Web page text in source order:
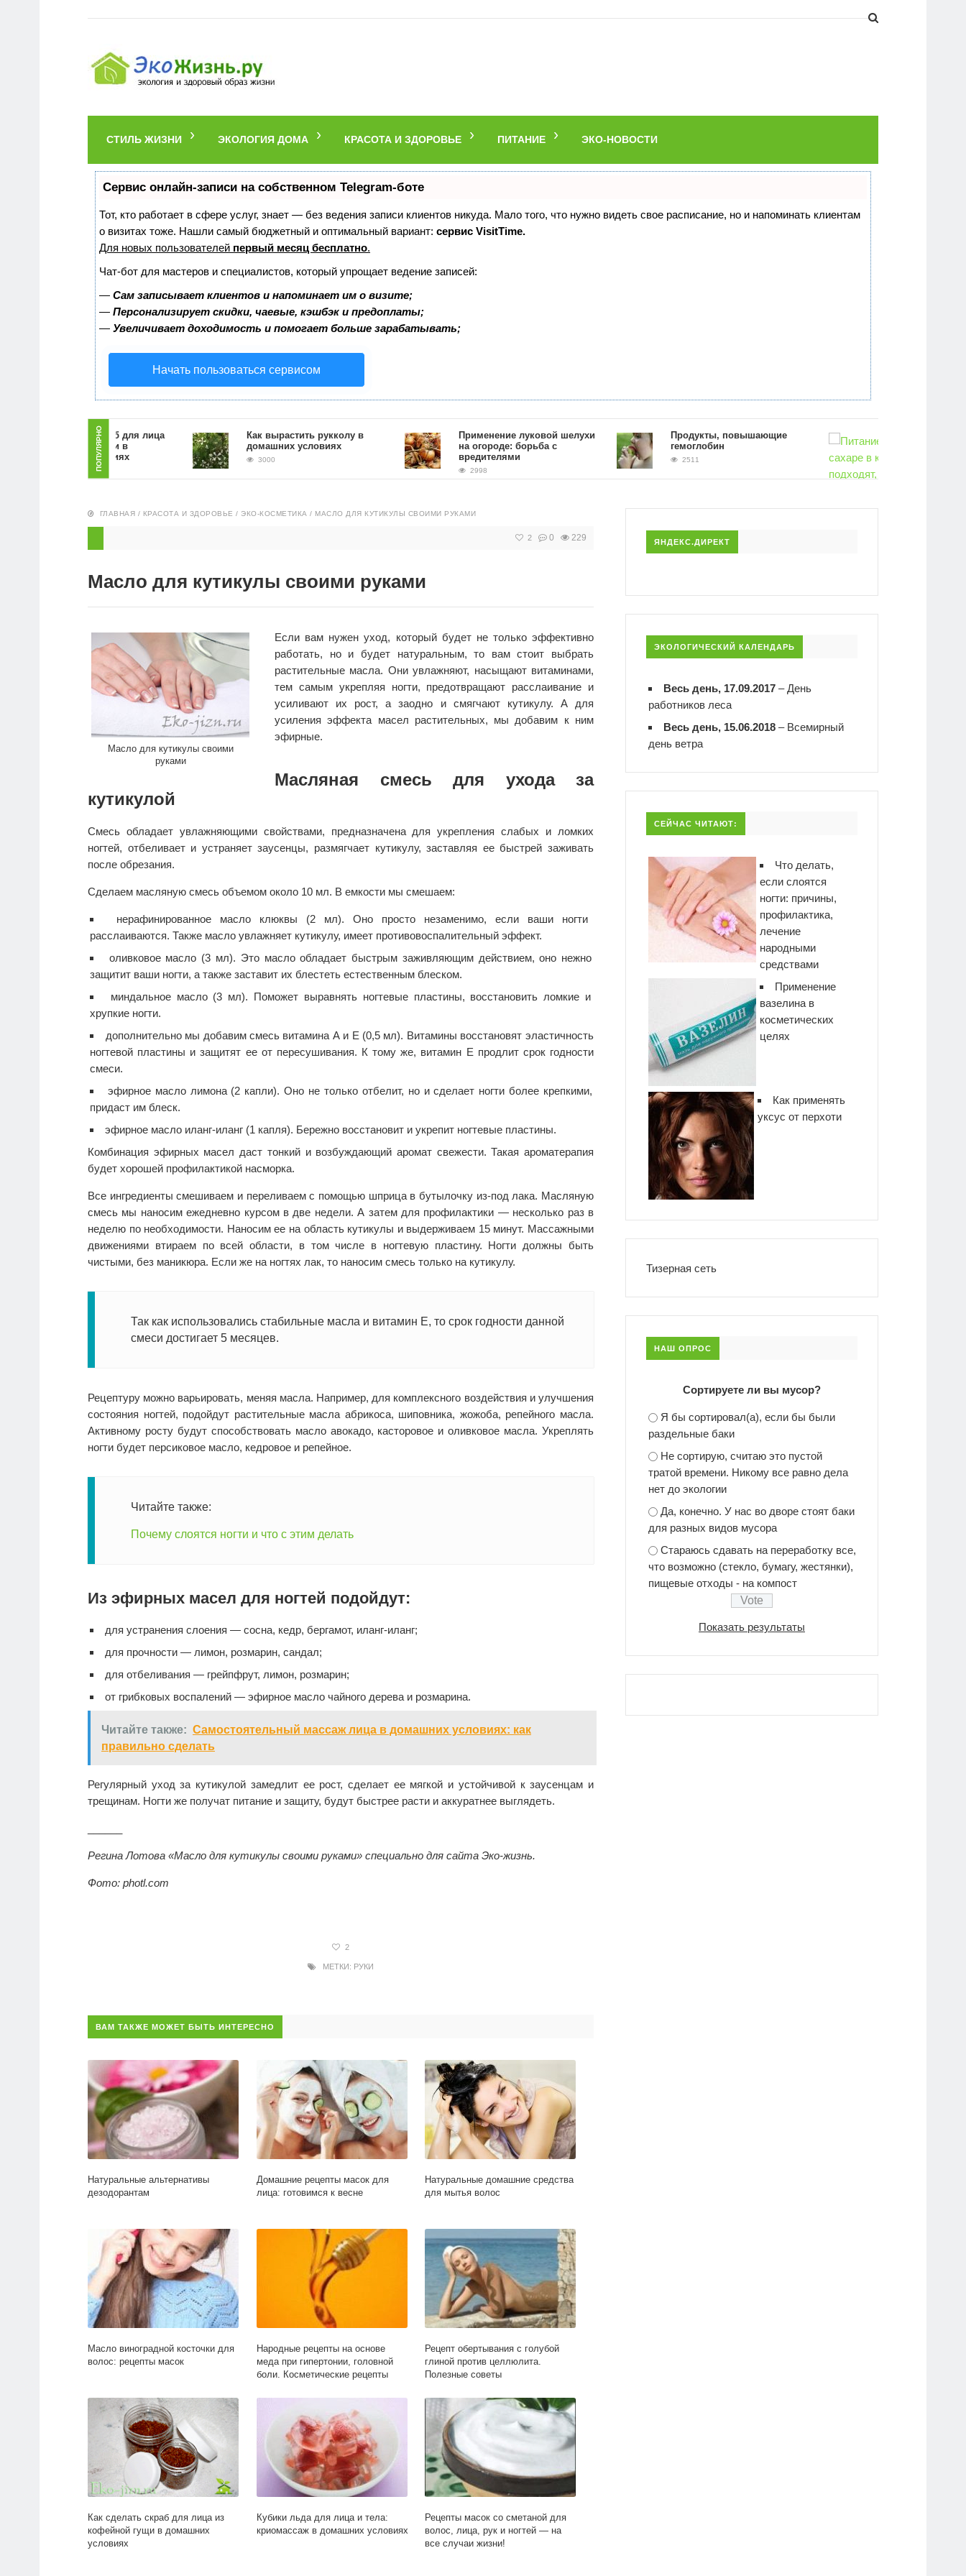
СТИЛЬ ЖИЗНИ ЭКОЛОГИЯ ДОМА КРАСОТА И ЗДОРОВЬЕ ПИТАНИЕ ЭКО-НОВОСТИ
Сервис онлайн-записи на собственном Telegram-боте
Тот, кто работает в сфере услуг, знает — без ведения записи клиентов никуда. Мало того, что нужно видеть свое расписание, но и напоминать клиентам
о визитах тоже. Нашли самый бюджетный и оптимальный вариант: сервис VisitTime.
Для новых пользователей первый месяц бесплатно.
Чат-бот для мастеров и специалистов, который упрощает ведение записей:
— Сам записывает клиентов и напоминает им о визите;
— Персонализирует скидки, чаевые, кэшбэк и предоплаты;
— Увеличивает доходимость и помогает больше зарабатывать;
Начать пользоваться сервисом
ПОПУЛЯРНО
Как сделать скраб для лица
из кофейной гущи в
домашних условиях
Как вырастить рукколу в
домашних условиях
3000
Применение луковой шелухи
на огороде: борьба с
вредителями
2998
Продукты, повышающие
гемоглобин
2511
ГЛАВНАЯ / КРАСОТА И ЗДОРОВЬЕ / ЭКО-КОСМЕТИКА / МАСЛО ДЛЯ КУТИКУЛЫ СВОИМИ РУКАМИ
2 0 229
Масло для кутикулы своими руками
Масло для кутикулы своими
руками
Если вам нужен уход, который будет не только эффективно
работать, но и будет натуральным, то вам стоит выбрать
растительные масла. Они увлажняют, насыщают витаминами,
тем самым укрепляя ногти, предотвращают расслаивание и
усиливают их рост, а заодно и смягчают кутикулу. А для
усиления эффекта масел растительных, мы добавим к ним
эфирные.
Масляная смесь для ухода за
кутикулой
Смесь обладает увлажняющими свойствами, предназначена для укрепления слабых и ломких
ногтей, отбеливает и устраняет заусенцы, размягчает кутикулу, заставляя ее быстрей заживать
после обрезания.
Сделаем масляную смесь объемом около 10 мл. В емкости мы смешаем:
нерафинированное масло клюквы (2 мл). Оно просто незаменимо, если ваши ногти
расслаиваются. Также масло увлажняет кутикулу, имеет противовоспалительный эффект.
оливковое масло (3 мл). Это масло обладает быстрым заживляющим действием, оно нежно
защитит ваши ногти, а также заставит их блестеть естественным блеском.
миндальное масло (3 мл). Поможет выравнять ногтевые пластины, восстановить ломкие и
хрупкие ногти.
дополнительно мы добавим смесь витамина А и Е (0,5 мл). Витамины восстановят эластичность
ногтевой пластины и защитят ее от пересушивания. К тому же, витамин Е продлит срок годности
смеси.
эфирное масло лимона (2 капли). Оно не только отбелит, но и сделает ногти более крепкими,
придаст им блеск.
эфирное масло иланг-иланг (1 капля). Бережно восстановит и укрепит ногтевые пластины.
Комбинация эфирных масел даст тонкий и возбуждающий аромат свежести. Такая ароматерапия
будет хорошей профилактикой насморка.
Все ингредиенты смешиваем и переливаем с помощью шприца в бутылочку из-под лака. Масляную
смесь мы наносим ежедневно курсом в две недели. А затем для профилактики — несколько раз в
неделю по необходимости. Наносим ее на область кутикулы и выдерживаем 15 минут. Массажными
движениями втираем по всей области, в том числе в ногтевую пластину. Ногти должны быть
чистыми, без маникюра. Если же на ногтях лак, то наносим смесь только на кутикулу.
Так как использовались стабильные масла и витамин Е, то срок годности данной
смеси достигает 5 месяцев.
Рецептуру можно варьировать, меняя масла. Например, для комплексного воздействия и улучшения
состояния ногтей, подойдут растительные масла абрикоса, шиповника, жожоба, репейного масла.
Активному росту будут способствовать масло авокадо, касторовое и оливковое масла. Укреплять
ногти будет персиковое масло, кедровое и репейное.
Читайте также:
Почему слоятся ногти и что с этим делать
Из эфирных масел для ногтей подойдут:
для устранения слоения — сосна, кедр, бергамот, иланг-иланг;
для прочности — лимон, розмарин, сандал;
для отбеливания — грейпфрут, лимон, розмарин;
от грибковых воспалений — эфирное масло чайного дерева и розмарина.
Читайте также: Самостоятельный массаж лица в домашних условиях: как
правильно сделать
Регулярный уход за кутикулой замедлит ее рост, сделает ее мягкой и устойчивой к заусенцам и
трещинам. Ногти же получат питание и защиту, будут быстрее расти и аккуратнее выглядеть.
Регина Лотова «Масло для кутикулы своими руками» специально для сайта Эко-жизнь.
Фото: photl.com
2
МЕТКИ: РУКИ
ВАМ ТАКЖЕ МОЖЕТ БЫТЬ ИНТЕРЕСНО
Натуральные альтернативы
дезодорантам
Домашние рецепты масок для
лица: готовимся к весне
Натуральные домашние средства
для мытья волос
Масло виноградной косточки для
волос: рецепты масок
Народные рецепты на основе
меда при гипертонии, головной
боли. Косметические рецепты
Рецепт обертывания с голубой
глиной против целлюлита.
Полезные советы
Как сделать скраб для лица из
кофейной гущи в домашних
условиях
Кубики льда для лица и тела:
криомассаж в домашних условиях
Рецепты масок со сметаной для
волос, лица, рук и ногтей — на
все случаи жизни!
ЯНДЕКС.ДИРЕКТ
ЭКОЛОГИЧЕСКИЙ КАЛЕНДАРЬ
Весь день, 17.09.2017 –День
работников леса
Весь день, 15.06.2018 – Всемирный
день ветра
СЕЙЧАС ЧИТАЮТ:
Что делать,
если слоятся
ногти: причины,
профилактика,
лечение
народными
средствами
Применение
вазелина в
косметических
целях
Как применять
уксус от перхоти
Тизерная сеть
НАШ ОПРОС
Сортируете ли вы мусор?
Я бы сортировал(а), если бы были
раздельные баки
Не сортирую, считаю это пустой
тратой времени. Никому все равно дела
нет до экологии
Да, конечно. У нас во дворе стоят баки
для разных видов мусора
Стараюсь сдавать на переработку все,
что возможно (стекло, бумагу, жестянки),
пищевые отходы - на компост
Показать результаты